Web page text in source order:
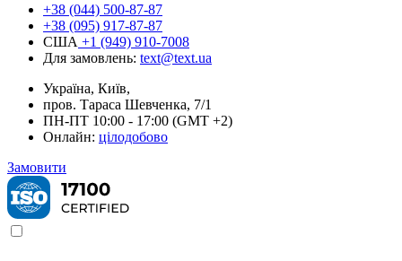
+38 (044) 500-87-87
+38 (095) 917-87-87
США +1 (949) 910-7008
Для замовлень: text@text.ua
Україна, Київ,
пров. Тараса Шевченка, 7/1
ПН-ПТ 10:00 - 17:00 (GMT +2)
Онлайн: цілодобово
Замовити